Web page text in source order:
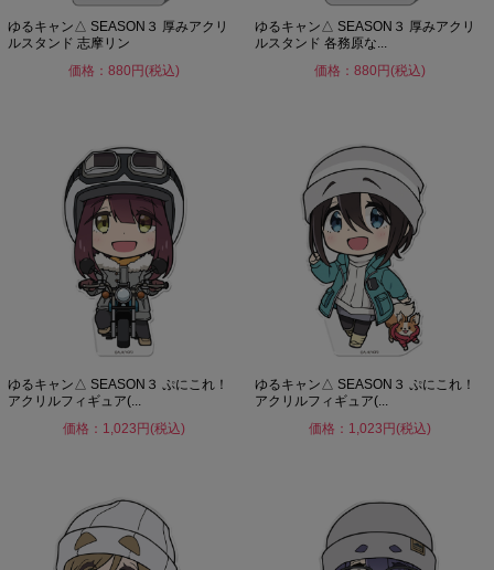
ゆるキャン△ SEASON３ 厚みアクリ
ルスタンド 志摩リン
価格：880円(税込)
ゆるキャン△ SEASON３ 厚みアクリ
ルスタンド 各務原な...
価格：880円(税込)
ゆるキャン△ SEASON３ ぷにこれ！
アクリルフィギュア(...
価格：1,023円(税込)
ゆるキャン△ SEASON３ ぷにこれ！
アクリルフィギュア(...
価格：1,023円(税込)